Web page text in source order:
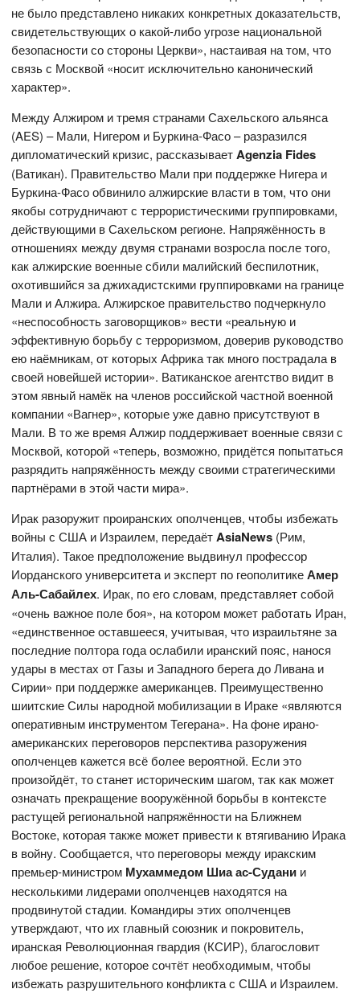
не было представлено никаких конкретных доказательств,
свидетельствующих о какой-либо угрозе национальной
безопасности со стороны Церкви», настаивая на том, что
связь с Москвой «носит исключительно канонический
характер».
Между Алжиром и тремя странами Сахельского альянса
(AES) – Мали, Нигером и Буркина-Фасо – разразился
дипломатический кризис, рассказываетAgenzia Fides
(Ватикан). Правительство Мали при поддержке Нигера и
Буркина-Фасо обвинило алжирские власти в том, что они
якобы сотрудничают с террористическими группировками,
действующими в Сахельском регионе. Напряжённость в
отношениях между двумя странами возросла после того,
как алжирские военные сбили малийский беспилотник,
охотившийся за джихадистскими группировками на границе
Мали и Алжира. Алжирское правительство подчеркнуло
«неспособность заговорщиков» вести «реальную и
эффективную борьбу с терроризмом, доверив руководство
ею наёмникам, от которых Африка так много пострадала в
своей новейшей истории». Ватиканское агентство видит в
этом явный намёк на членов российской частной военной
компании «Вагнер», которые уже давно присутствуют в
Мали. В то же время Алжир поддерживает военные связи с
Москвой, которой «теперь, возможно, придётся попытаться
разрядить напряжённость между своими стратегическими
партнёрами в этой части мира».
Ирак разоружит проиранских ополченцев, чтобы избежать
войны с США и Израилем, передаётAsiaNews (Рим,
Италия). Такое предположение выдвинул профессор
Иорданского университета и эксперт по геополитикеАмер
Аль-Сабайлех. Ирак, по его словам, представляет собой
«очень важное поле боя», на котором может работать Иран,
«единственное оставшееся, учитывая, что израильтяне за
последние полтора года ослабили иранский пояс, нанося
удары в местах от Газы и Западного берега до Ливана и
Сирии» при поддержке американцев. Преимущественно
шиитские Силы народной мобилизации в Ираке «являются
оперативным инструментом Тегерана». На фоне ирано-
американских переговоров перспектива разоружения
ополченцев кажется всё более вероятной. Если это
произойдёт, то станет историческим шагом, так как может
означать прекращение вооружённой борьбы в контексте
растущей региональной напряжённости на Ближнем
Востоке, которая также может привести к втягиванию Ирака
в войну. Сообщается, что переговоры между иракским
премьер-министром Мухаммедом Шиа ас-Судани и
несколькими лидерами ополченцев находятся на
продвинутой стадии. Командиры этих ополченцев
утверждают, что их главный союзник и покровитель,
иранская Революционная гвардия (КСИР), благословит
любое решение, которое сочтёт необходимым, чтобы
избежать разрушительного конфликта с США и Израилем.